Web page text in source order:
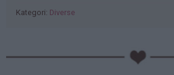
Kategori: Diverse